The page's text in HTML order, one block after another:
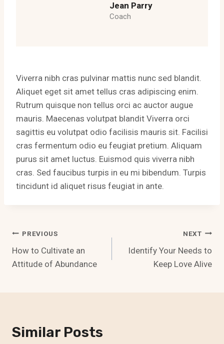
Jean Parry
Coach
Viverra nibh cras pulvinar mattis nunc sed blandit.
Aliquet eget sit amet tellus cras adipiscing enim.
Rutrum quisque non tellus orci ac auctor augue
mauris. Maecenas volutpat blandit Viverra orci
sagittis eu volutpat odio facilisis mauris sit. Facilisi
cras fermentum odio eu feugiat pretium. Aliquam
purus sit amet luctus. Euismod quis viverra nibh
cras. Sed faucibus turpis in eu mi bibendum. Turpis
tincidunt id aliquet risus feugiat in ante.
Post
Navigation
PREVIOUS
How to Cultivate an
Attitude of Abundance
NEXT
Identify Your Needs to
Keep Love Alive
Similar Posts